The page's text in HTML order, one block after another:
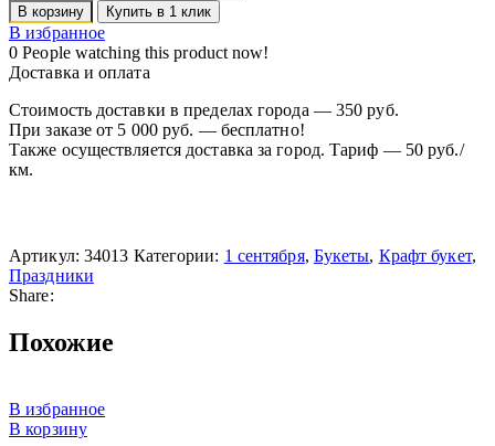
В корзину Купить в 1 клик
В избранное
0 People watching this product now!
Доставка и оплата
Стоимость доставки в пределах города — 350 руб.
При заказе от 5 000 руб. — бесплатно!
Также осуществляется доставка за город. Тариф — 50 руб./
км.
Артикул: 34013 Категории: 1 сентября, Букеты, Крафт букет,
Праздники
Share:
Похожие
В избранное
В корзину